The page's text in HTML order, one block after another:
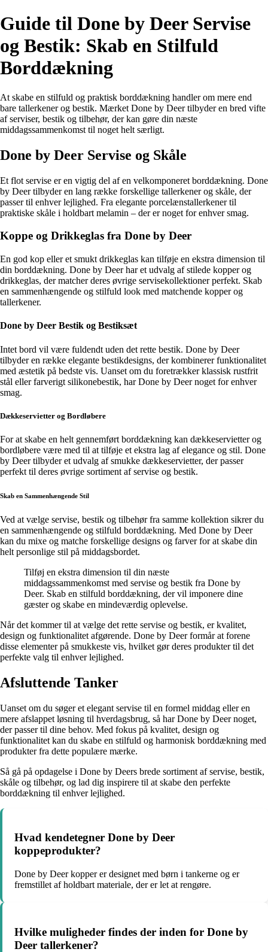
Guide til Done by Deer Servise
og Bestik: Skab en Stilfuld
Borddækning
At skabe en stilfuld og praktisk borddækning handler om mere end
bare tallerkener og bestik. Mærket Done by Deer tilbyder en bred vifte
af serviser, bestik og tilbehør, der kan gøre din næste
middagssammenkomst til noget helt særligt.
Done by Deer Servise og Skåle
Et flot servise er en vigtig del af en velkomponeret borddækning. Done
by Deer tilbyder en lang række forskellige tallerkener og skåle, der
passer til enhver lejlighed. Fra elegante porcelænstallerkener til
praktiske skåle i holdbart melamin – der er noget for enhver smag.
Koppe og Drikkeglas fra Done by Deer
En god kop eller et smukt drikkeglas kan tilføje en ekstra dimension til
din borddækning. Done by Deer har et udvalg af stilede kopper og
drikkeglas, der matcher deres øvrige servisekollektioner perfekt. Skab
en sammenhængende og stilfuld look med matchende kopper og
tallerkener.
Done by Deer Bestik og Bestiksæt
Intet bord vil være fuldendt uden det rette bestik. Done by Deer
tilbyder en række elegante bestikdesigns, der kombinerer funktionalitet
med æstetik på bedste vis. Uanset om du foretrækker klassisk rustfrit
stål eller farverigt silikonebestik, har Done by Deer noget for enhver
smag.
Dækkeservietter og Bordløbere
For at skabe en helt gennemført borddækning kan dækkeservietter og
bordløbere være med til at tilføje et ekstra lag af elegance og stil. Done
by Deer tilbyder et udvalg af smukke dækkeservietter, der passer
perfekt til deres øvrige sortiment af servise og bestik.
Skab en Sammenhængende Stil
Ved at vælge servise, bestik og tilbehør fra samme kollektion sikrer du
en sammenhængende og stilfuld borddækning. Med Done by Deer
kan du mixe og matche forskellige designs og farver for at skabe din
helt personlige stil på middagsbordet.
Tilføj en ekstra dimension til din næste
middagssammenkomst med servise og bestik fra Done by
Deer. Skab en stilfuld borddækning, der vil imponere dine
gæster og skabe en mindeværdig oplevelse.
Når det kommer til at vælge det rette servise og bestik, er kvalitet,
design og funktionalitet afgørende. Done by Deer formår at forene
disse elementer på smukkeste vis, hvilket gør deres produkter til det
perfekte valg til enhver lejlighed.
Afsluttende Tanker
Uanset om du søger et elegant servise til en formel middag eller en
mere afslappet løsning til hverdagsbrug, så har Done by Deer noget,
der passer til dine behov. Med fokus på kvalitet, design og
funktionalitet kan du skabe en stilfuld og harmonisk borddækning med
produkter fra dette populære mærke.
Så gå på opdagelse i Done by Deers brede sortiment af servise, bestik,
skåle og tilbehør, og lad dig inspirere til at skabe den perfekte
borddækning til enhver lejlighed.
Hvad kendetegner Done by Deer
koppeprodukter?
Done by Deer kopper er designet med børn i tankerne og er
fremstillet af holdbart materiale, der er let at rengøre.
Hvilke muligheder findes der inden for Done by
Deer tallerkener?